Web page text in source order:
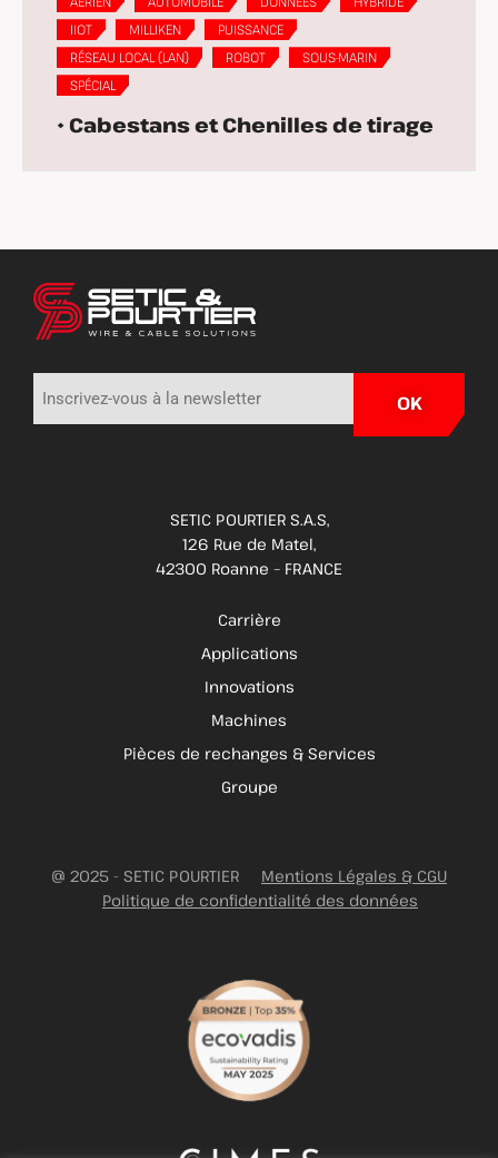
IIOT
MILLIKEN
PUISSANCE
RÉSEAU LOCAL (LAN)
ROBOT
SOUS-MARIN
SPÉCIAL
• Cabestans et Chenilles de tirage
SETIC POURTIER S.A.S,
126 Rue de Matel,
42300 Roanne – FRANCE
Carrière
Applications
Innovations
Machines
Pièces de rechanges & Services
Groupe
@ 2025 - SETIC POURTIER
Mentions Légales & CGU
Politique de confidentialité des données